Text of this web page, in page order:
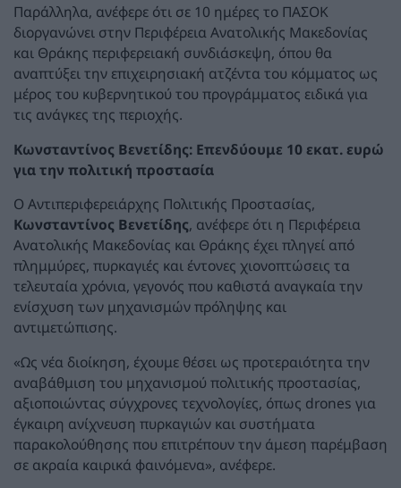
Παράλληλα, ανέφερε ότι σε 10 ημέρες το ΠΑΣΟΚ
διοργανώνει στην Περιφέρεια Ανατολικής Μακεδονίας
και Θράκης περιφερειακή συνδιάσκεψη, όπου θα
αναπτύξει την επιχειρησιακή ατζέντα του κόμματος ως
μέρος του κυβερνητικού του προγράμματος ειδικά για
τις ανάγκες της περιοχής.
Κωνσταντίνος Βενετίδης: Επενδύουμε 10 εκατ. ευρώ
για την πολιτική προστασία
Ο Αντιπεριφερειάρχης Πολιτικής Προστασίας,
Κωνσταντίνος Βενετίδης, ανέφερε ότι η Περιφέρεια
Ανατολικής Μακεδονίας και Θράκης έχει πληγεί από
πλημμύρες, πυρκαγιές και έντονες χιονοπτώσεις τα
τελευταία χρόνια, γεγονός που καθιστά αναγκαία την
ενίσχυση των μηχανισμών πρόληψης και
αντιμετώπισης.
«Ως νέα διοίκηση, έχουμε θέσει ως προτεραιότητα την
αναβάθμιση του μηχανισμού πολιτικής προστασίας,
αξιοποιώντας σύγχρονες τεχνολογίες, όπως drones για
έγκαιρη ανίχνευση πυρκαγιών και συστήματα
παρακολούθησης που επιτρέπουν την άμεση παρέμβαση
σε ακραία καιρικά φαινόμενα», ανέφερε.